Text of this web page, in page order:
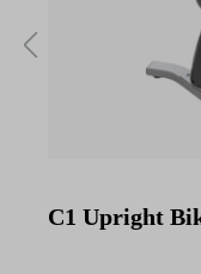
C1 Upright